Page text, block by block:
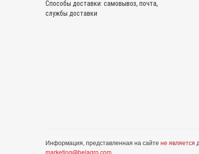
Способы доставки: самовывоз, почта,
службы доставки
Информация, представленная на сайте не является
marketing@belagro.com